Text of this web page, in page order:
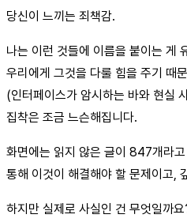
당신이 느끼는 죄책감.
나는 이런 것들에 이름을 붙이는 게
우리에게 그것을 다룰 힘을 주기 때
(인터페이스가 암시하는 바와 현실
집착은 조금 느슨해집니다.
화면에는 읽지 않은 글이 847개라
통해 이것이 해결해야 할 문제이고,
하지만 실제로 사실인 건 무엇일까